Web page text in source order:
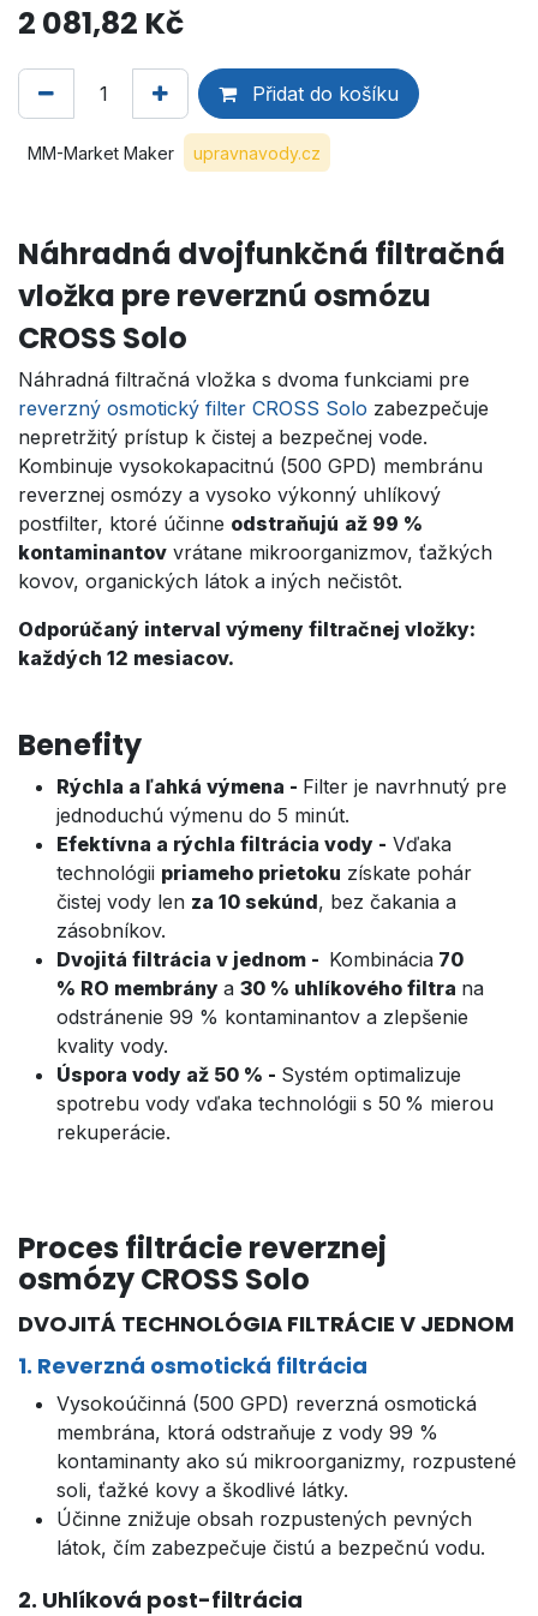
2 081,82 Kč
Přidat do košíku
MM-Market Maker upravnavody.cz
Náhradná dvojfunkčná filtračná
vložka pre reverznú osmózu
CROSS Solo
Náhradná filtračná vložka s dvoma funkciami pre
reverzný osmotický filter CROSS Solo zabezpečuje
nepretržitý prístup k čistej a bezpečnej vode.
Kombinuje vysokokapacitnú (500 GPD) membránu
reverznej osmózy a vysoko výkonný uhlíkový
postfilter, ktoré účinne odstraňujú až 99 %
kontaminantov vrátane mikroorganizmov, ťažkých
kovov, organických látok a iných nečistôt.
Odporúčaný interval výmeny filtračnej vložky:
každých 12 mesiacov.
Benefity
Rýchla a ľahká výmena - Filter je navrhnutý pre
jednoduchú výmenu do 5 minút.
Efektívna a rýchla filtrácia vody - Vďaka
technológii priameho prietoku získate pohár
čistej vody len za 10 sekúnd, bez čakania a
zásobníkov.
Dvojitá filtrácia v jednom - Kombinácia 70
% RO membrány a 30 % uhlíkového filtra na
odstránenie 99 % kontaminantov a zlepšenie
kvality vody.
​Úspora vody až 50 % - Systém optimalizuje
spotrebu vody vďaka technológii s 50 % mierou
rekuperácie.
Proces filtráciereverznej
osmózy CROSS Solo
DVOJITÁ TECHNOLÓGIA FILTRÁCIE V JEDNOM
1. Reverzná osmotická filtrácia
Vysokoúčinná (500 GPD) reverzná osmotická
membrána, ktorá odstraňuje z vody 99 %
kontaminanty ako sú mikroorganizmy, rozpustené
soli, ťažké kovy a škodlivé látky.
Účinne znižuje obsah rozpustených pevných
látok, čím zabezpečuje čistú a bezpečnú vodu.
2. Uhlíková post-filtrácia